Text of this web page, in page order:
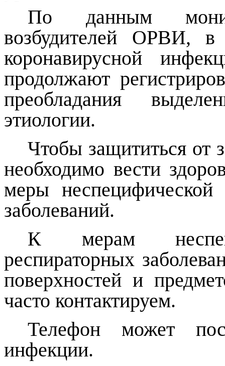
По данным
возбудителей ОРВИ,
коронавирусной
продолжают
преобладания
этиологии.
Чтобы защититься от
необходимо вести
меры
заболеваний.
К мерам
респираторных
поверхностей и
часто контактируем.
Телефон может
инфекции.